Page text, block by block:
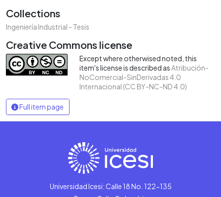
Collections
Ingeniería Industrial - Tesis
Creative Commons license
Except where otherwised noted, this
item's license is described asAtribución-
NoComercial-SinDerivadas 4.0
Internacional (CC BY-NC-ND 4.0)
Full item page
Universidad Icesi: Calle 18 No. 122-135